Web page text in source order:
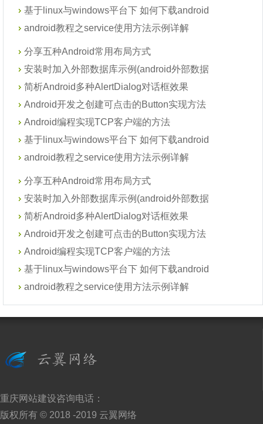
基于linux与windows平台下 如何下载android
android教程之service使用方法示例详解
分享五种Android常用布局方式
安装时加入外部数据库示例(android外部数据
简析Android多种AlertDialog对话框效果
Android开发之创建可点击的Button实现方法
Android编程实现TCP客户端的方法
基于linux与windows平台下 如何下载android
android教程之service使用方法示例详解
分享五种Android常用布局方式
安装时加入外部数据库示例(android外部数据
简析Android多种AlertDialog对话框效果
Android开发之创建可点击的Button实现方法
Android编程实现TCP客户端的方法
基于linux与windows平台下 如何下载android
android教程之service使用方法示例详解
重庆网站建设咨询电话：
版权所有 © 2018 -2019 云翼网络